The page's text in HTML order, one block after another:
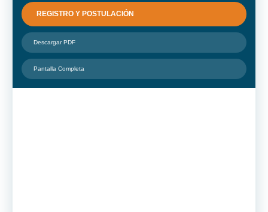
REGISTRO Y POSTULACIÓN
Descargar PDF
Pantalla Completa